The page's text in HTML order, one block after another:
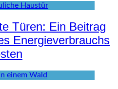
Türen: Ein Beitrag
Energieverbrauchs